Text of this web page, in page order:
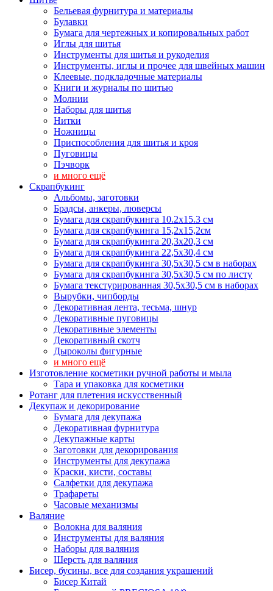
Бельевая фурнитура и материалы
Булавки
Бумага для чертежных и копировальных работ
Иглы для шитья
Инструменты для шитья и рукоделия
Инструменты, иглы и прочее для швейных машин
Клеевые, подкладочные материалы
Книги и журналы по шитью
Молнии
Наборы для шитья
Нитки
Ножницы
Приспособления для шитья и кроя
Пуговицы
Пэчворк
и много ещё
Скрапбукинг
Альбомы, заготовки
Брадсы, анкеры, люверсы
Бумага для скрапбукинга 10.2х15.3 см
Бумага для скрапбукинга 15,2х15,2см
Бумага для скрапбукинга 20,3х20,3 см
Бумага для скрапбукинга 22,5х30,4 см
Бумага для скрапбукинга 30,5х30,5 см в наборах
Бумага для скрапбукинга 30,5х30,5 см по листу
Бумага текстурированная 30,5х30,5 см в наборах
Вырубки, чипборды
Декоративная лента, тесьма, шнур
Декоративные пуговицы
Декоративные элементы
Декоративный скотч
Дыроколы фигурные
и много ещё
Изготовление косметики ручной работы и мыла
Тара и упаковка для косметики
Ротанг для плетения искусственный
Декупаж и декорирование
Бумага для декупажа
Декоративная фурнитура
Декупажные карты
Заготовки для декорирования
Инструменты для декупажа
Краски, кисти, составы
Салфетки для декупажа
Трафареты
Часовые механизмы
Валяние
Волокна для валяния
Инструменты для валяния
Наборы для валяния
Шерсть для валяния
Бисер, бусины, все для создания украшений
Бисер Китай